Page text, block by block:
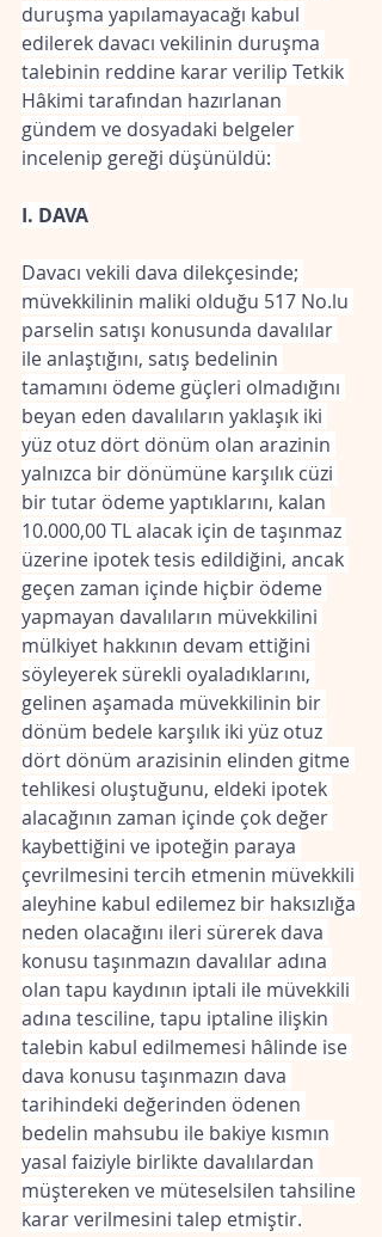
duruşma yapılamayacağı kabul
edilerek davacı vekilinin duruşma
talebinin reddine karar verilip Tetkik
Hâkimi tarafından hazırlanan
gündem ve dosyadaki belgeler
incelenip gereği düşünüldü:
I. DAVA
Davacı vekili dava dilekçesinde;
müvekkilinin maliki olduğu 517 No.lu
parselin satışı konusunda davalılar
ile anlaştığını, satış bedelinin
tamamını ödeme güçleri olmadığını
beyan eden davalıların yaklaşık iki
yüz otuz dört dönüm olan arazinin
yalnızca bir dönümüne karşılık cüzi
bir tutar ödeme yaptıklarını, kalan
10.000,00 TL alacak için de taşınmaz
üzerine ipotek tesis edildiğini, ancak
geçen zaman içinde hiçbir ödeme
yapmayan davalıların müvekkilini
mülkiyet hakkının devam ettiğini
söyleyerek sürekli oyaladıklarını,
gelinen aşamada müvekkilinin bir
dönüm bedele karşılık iki yüz otuz
dört dönüm arazisinin elinden gitme
tehlikesi oluştuğunu, eldeki ipotek
alacağının zaman içinde çok değer
kaybettiğini ve ipoteğin paraya
çevrilmesini tercih etmenin müvekkili
aleyhine kabul edilemez bir haksızlığa
neden olacağını ileri sürerek dava
konusu taşınmazın davalılar adına
olan tapu kaydının iptali ile müvekkili
adına tesciline, tapu iptaline ilişkin
talebin kabul edilmemesi hâlinde ise
dava konusu taşınmazın dava
tarihindeki değerinden ödenen
bedelin mahsubu ile bakiye kısmın
yasal faiziyle birlikte davalılardan
müştereken ve müteselsilen tahsiline
karar verilmesini talep etmiştir.